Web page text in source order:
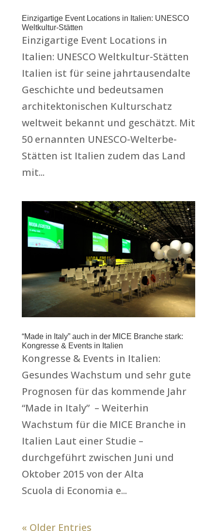
Einzigartige Event Locations in Italien: UNESCO
Weltkultur-Stätten
Einzigartige Event Locations in
Italien: UNESCO Weltkultur-Stätten
Italien ist für seine jahrtausendalte
Geschichte und bedeutsamen
architektonischen Kulturschatz
weltweit bekannt und geschätzt. Mit
50 ernannten UNESCO-Welterbe-
Stätten ist Italien zudem das Land
mit...
“Made in Italy” auch in der MICE Branche stark:
Kongresse & Events in Italien
Kongresse & Events in Italien:
Gesundes Wachstum und sehr gute
Prognosen für das kommende Jahr
“Made in Italy” – Weiterhin
Wachstum für die MICE Branche in
Italien Laut einer Studie –
durchgeführt zwischen Juni und
Oktober 2015 von der Alta
Scuola di Economia e...
« Older Entries